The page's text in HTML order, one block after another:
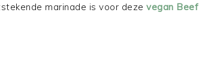
marinade is voor deze vegan Beef